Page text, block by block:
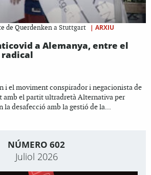
de Querdenken a Stuttgart | ARXIU
a Alemanya, entre el
i el moviment conspirador i negacionista de
amb el partit ultradretà Alternativa per
desafecció amb la gestió de la...
NÚMERO 602
Juliol 2026